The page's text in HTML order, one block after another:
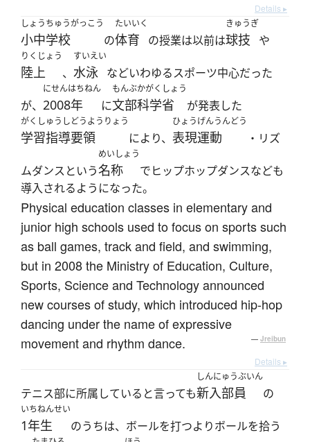
Details ▸
しょうちゅうがっこう
小中学校 の
たいいく
体育 の授業は以前は
きゅうぎ
球技 や
りくじょう
陸上 、
すいえい
水泳 などいわゆるスポーツ中心だった
が、
にせんはちねん
2008年 に
もんぶかがくしょう
文部科学省 が発表した
がくしゅうしどうようりょう
学習指導要領 により、
ひょうげんうんどう
表現運動 ・リズ
ムダンスという
めいしょう
名称
でヒップホップダンスなども
導入されるようになった。
Physical education classes in elementary and
junior high schools used to focus on sports such
as ball games, track and field, and swimming,
but in 2008 the Ministry of Education, Culture,
Sports, Science and Technology announced
new courses of study, which introduced hip-hop
dancing under the name of expressive
movement and rhythm dance.
— Jreibun
Details ▸
テニス部に所属していると言っても
しんにゅうぶいん
新入部員 の
いちねんせい
1年生 のうちは、ボールを打つよりボールを拾う